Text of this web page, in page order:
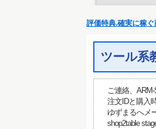
評価特典.確実に稼
ツール系
ご連絡、ARM-
注文IDと購入
ゆずまるへメ
shop2table